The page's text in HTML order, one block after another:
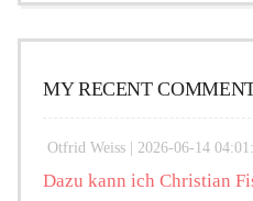
MY RECENT
Otfrid Weiss | 2026-06-14
Dazu kann ich Christian